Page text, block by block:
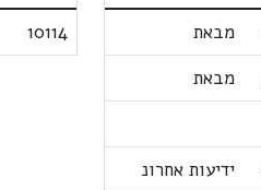
מבאת
מבאת
ידיעות אחרונ
10114